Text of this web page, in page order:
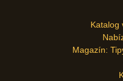
Katalog
Magazín: